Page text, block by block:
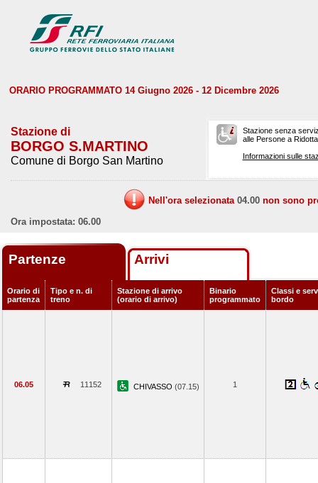
ORARIO PROGRAMMATO 14 Giugno 2026 - 12 Dicembre 2026
Stazione di
BORGO S.MARTINO
Comune di Borgo San Martino
Stazione senza
alle Persone a
Informazioni sulle
Nell'ora selezionata 04.00 non sono
Ora impostata: 06.00
Partenze Arrivi
Orario di
partenza
Tipo e n. di
treno
Stazione di arrivo
(orario di arrivo)
Binario
programmato
Classi e
bordo
06.05 11152 CHIVASSO (07.15) 1